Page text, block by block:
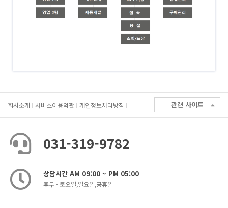
회사소개 서비스이용약관 개인정보처리방침 관련 사이트
031-319-9782
상담시간 AM 09:00 ~ PM 05:00
휴무 - 토요일,일요일,공휴일